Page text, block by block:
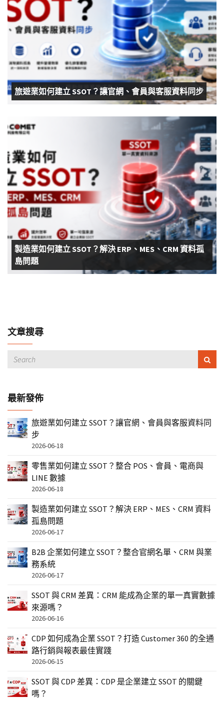
旅遊業如何建立 SSOT？讓官網、會員與客服資料同步
製造業如何建立 SSOT？解決 ERP、MES、CRM 資料孤
島問題
文章搜尋
最新發佈
旅遊業如何建立 SSOT？讓官網、會員與客服資料同
步
2026-06-18
零售業如何建立 SSOT？整合 POS、會員、電商與
LINE 數據
2026-06-18
製造業如何建立 SSOT？解決 ERP、MES、CRM 資料
孤島問題
2026-06-17
B2B 企業如何建立 SSOT？整合官網名單、CRM 與業
務系統
2026-06-17
SSOT 與 CRM 差異：CRM 能成為企業的單一真實數據
來源嗎？
2026-06-16
CDP 如何成為企業 SSOT？打造 Customer 360 的全通
路行銷與報表最佳實踐
2026-06-15
SSOT 與 CDP 差異：CDP 是企業建立 SSOT 的關鍵
嗎？